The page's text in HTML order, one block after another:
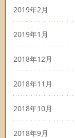
2019年2月
2019年1月
2018年12月
2018年11月
2018年10月
2018年9月